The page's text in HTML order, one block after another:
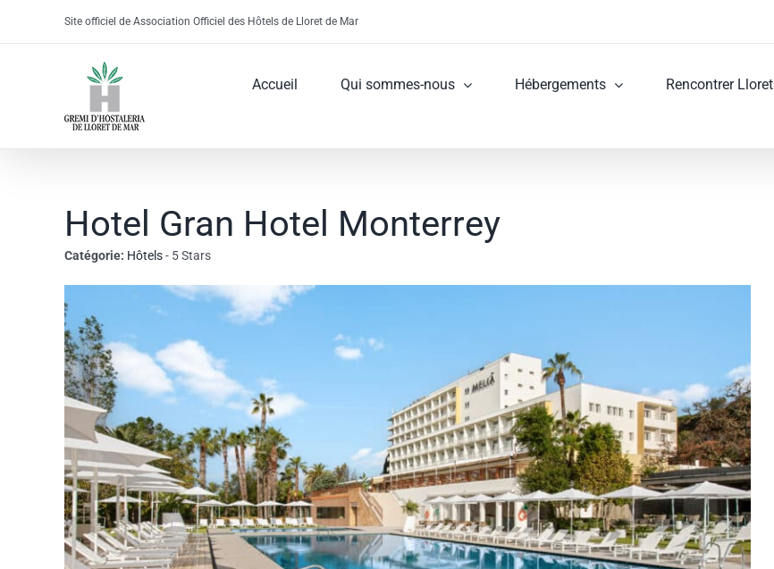
Site officiel de Association Officiel des Hôtels de Lloret de Mar
Accueil Qui sommes-nous Hébergements Rencontrer Lloret
Hotel Gran Hotel Monterrey
Catégorie: Hôtels- 5 Stars
Larger
Image